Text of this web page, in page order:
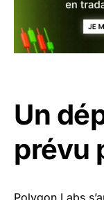
Un
prévu